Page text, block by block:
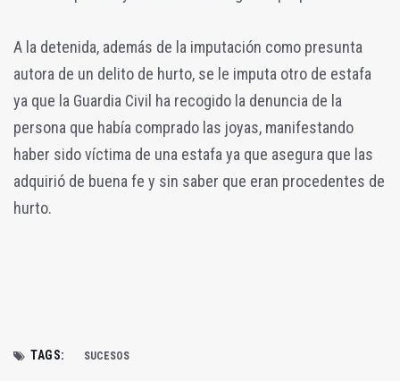
A la detenida, además de la imputación como presunta
autora de un delito de hurto, se le imputa otro de estafa
ya que la Guardia Civil ha recogido la denuncia de la
persona que había comprado las joyas, manifestando
haber sido víctima de una estafa ya que asegura que las
adquirió de buena fe y sin saber que eran procedentes de
hurto.
TAGS: SUCESOS